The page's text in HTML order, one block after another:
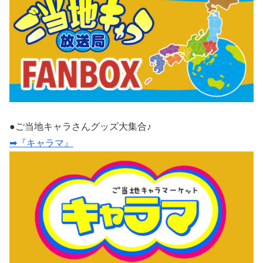
●ご当地キャラさんグッズ大集合♪
➡『キャラマ』